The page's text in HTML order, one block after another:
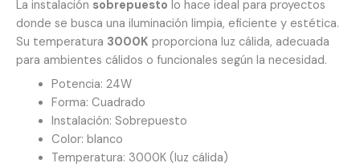
La instalación sobrepuesto lo hace ideal para proyectos
donde se busca una iluminación limpia, eficiente y estética.
Su temperatura 3000K proporciona luz cálida, adecuada
para ambientes cálidos o funcionales según la necesidad.
Potencia: 24W
Forma: Cuadrado
Instalación: Sobrepuesto
Color: blanco
Temperatura: 3000K (luz cálida)